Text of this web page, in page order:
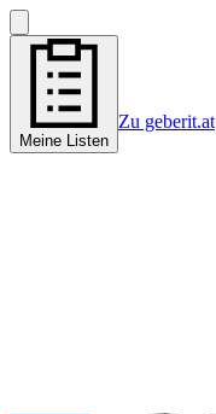
Meine Listen
Zu geberit.at